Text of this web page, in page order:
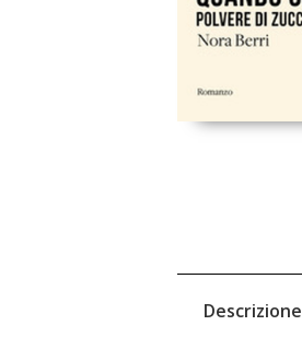
Descrizione